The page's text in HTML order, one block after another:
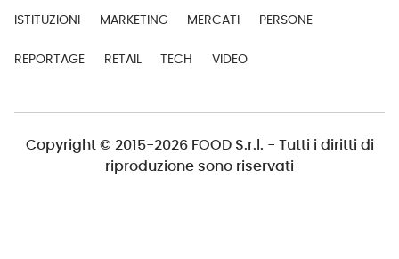
ISTITUZIONI MARKETING MERCATI PERSONE
REPORTAGE RETAIL TECH VIDEO
Copyright © 2015-2026 FOOD S.r.l. - Tutti i diritti di
riproduzione sono riservati